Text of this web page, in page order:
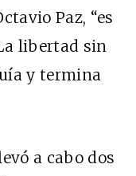
Paz, “es
libertad sin
y termina
a cabo dos